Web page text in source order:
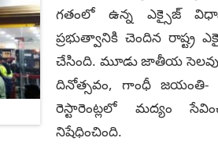
గతంలో ఉన్న ఎక్సైజ్
ప్రభుత్వానికి చెందిన రాష్ట్ర
చేసింది. మూడు జాతీయ
దినోత్సవం, గాంధీ జయంతి-
రెస్టారెంట్లలో మద్యం
నిషేధించింది.